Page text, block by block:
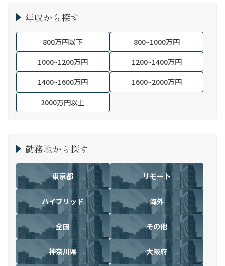
年収から探す
800万円以下
800~1000万円
1000~1200万円
1200~1400万円
1400~1600万円
1600~2000万円
2000万円以上
勤務地から探す
東京都 リモート
ハイブリッド 海外
全国 その他
神奈川県 大阪府